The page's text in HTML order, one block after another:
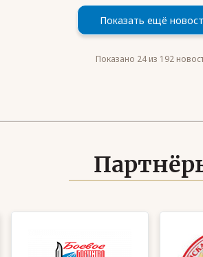
Показать ещё
Показано 24 из 192